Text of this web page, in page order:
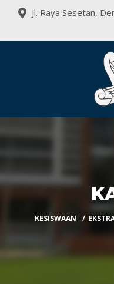
Jl. Raya Sesetan,
KESISWAAN